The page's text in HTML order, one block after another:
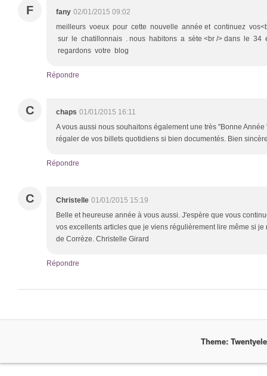
F fany 02/01/2015 09:02
meilleurs voeux pour cette nouvelle année et continuez
sur le chatillonnais . nous habitons a sète <br /> dans le 34
regardons votre blog
Répondre
C chaps 01/01/2015 16:11
A vous aussi nous souhaitons également une très "Bonne
régaler de vos billets quotidiens si bien documentés. Bien
Répondre
C Christelle 01/01/2015 15:19
Belle et heureuse année à vous aussi. J'espère que vous
vos excellents articles que je viens régulièrement lire même si
de Corrèze. Christelle Girard
Répondre
Theme: